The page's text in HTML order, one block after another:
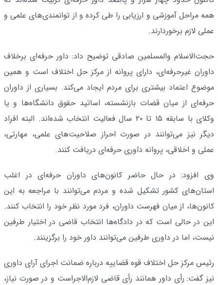
همه مراحل آموزشی و ارزیابی را طی کرده و از توانمندی‌های علمی و
عملی لازم برخوردارند.
حجت‌الاسلام والمسلمین صادقی توضیح داد: داور حرفه‌ای برخلاف
داوران غیرحرفه‌ای، دارای پروانه از مرکز حل اختلاف است و همین
موضوع اعتماد بیشتری برای مردم ایجاد می‌کند. بسیاری از داوران
حرفه‌ای از میان قضات بازنشسته، اساتید حقوق دانشگاه‌ها و یا
وکلای با سابقه ۱۵ تا ۲۰ سال فعالیت انتخاب شده‌اند. البته افراد
دیگر نیز می‌توانند در صورت احراز صلاحیت‌های علمی، مهارتی،
عملی و اخلاقی، پروانه داوری حرفه‌ای دریافت کنند.
وی افزود: در حال حاضر کانون‌های داوران حرفه‌ای در اغلب
استان‌های کشور تشکیل شده و مردم می‌توانند با مراجعه به این
کانون‌ها، از میان فهرست داوران، فرد مورد نظر خود را انتخاب کنند.
این در حالی است که در دادگاه‌ها انتخاب قاضی در اختیار طرفین
نیست، اما در داوری طرفین می‌توانند داور خود را برگزینند.
رئیس مرکز حل اختلاف قوه قضاییه درباره ضمانت اجرای آرای داوری
نیز گفت: رأی داور همانند رأی قاضی لازم‌الاجراست و در صورت نیاز،